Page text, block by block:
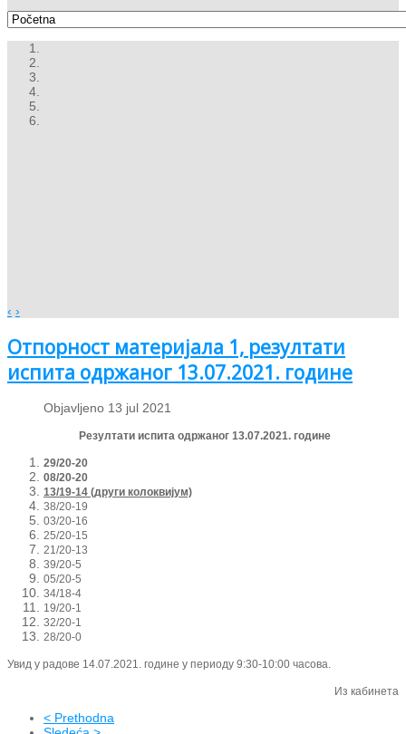
‹ ›
Отпорност материјала 1, резултати
испита одржаног 13.07.2021. године
Objavljeno 13 jul 2021
Резултати испита одржаног 13.07.2021. године
29/20-20
08/20-20
13/19-14 (други колоквијум)
38/20-19
03/20-16
25/20-15
21/20-13
39/20-5
05/20-5
34/18-4
19/20-1
32/20-1
28/20-0
Увид у радове 14.07.2021. године у периоду 9:30-10:00 часова.
Из кабинета
< Prethodna